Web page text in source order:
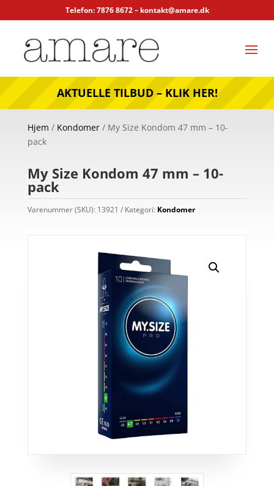
Telefon: 7876 8672 – kontakt@amare.dk
AKTUELLE TILBUD – KLIK HER!
Hjem / Kondomer/ My Size Kondom 47 mm – 10-
pack
My Size Kondom 47 mm – 10-
pack
Varenummer (SKU): 13921 Kategori: Kondomer